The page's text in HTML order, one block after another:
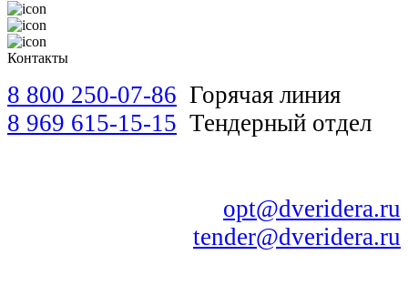
Нижний Новгород
Реутов
Челябинск
Барнаул
Чебоксары
Волгоград
Санкт-Петербург
Контакты
8 800 250-07-86 Горячая линия
8 969 615-15-15 Тендерный отдел
opt@dveridera.ru
tender@dveridera.ru